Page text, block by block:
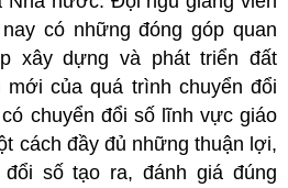
có những đóng góp quan
xây dựng và phát triển đất
của quá trình chuyển đổi
chuyển đổi số lĩnh vực giáo
cách đầy đủ những thuận lợi,
số tạo ra, đánh giá đúng